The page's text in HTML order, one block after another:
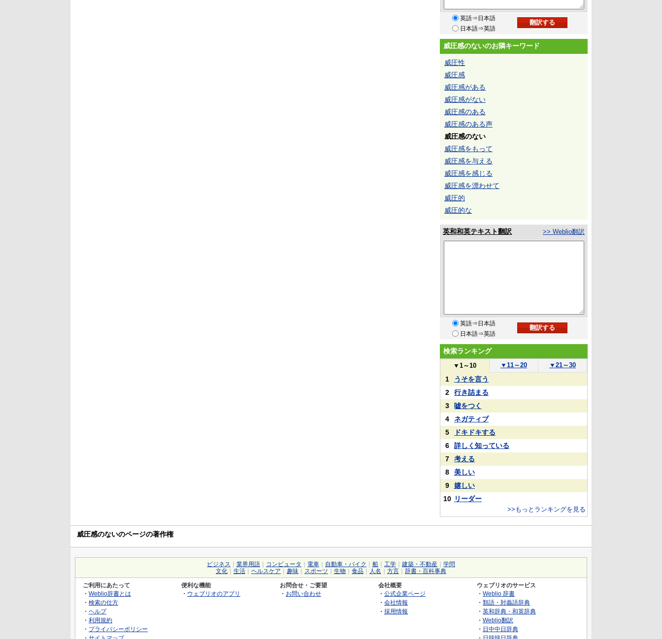
英語⇒日本語
日本語⇒英語
威圧感のないのお隣キーワード
威圧性
威圧感
威圧感がある
威圧感がない
威圧感のある
威圧感のある声
威圧感のない
威圧感をもって
威圧感を与える
威圧感を感じる
威圧感を漂わせて
威圧的
威圧的な
英和和英テキスト翻訳 >> Weblio翻訳
英語⇒日本語
日本語⇒英語
検索ランキング
▼ 1～10 ▼ 11～20 ▼ 21～30
1
うそを言う
2
行き詰まる
3
嘘をつく
4
ネガティブ
5
ドキドキする
6
詳しく知っている
7
考える
8
美しい
9
嬉しい
10 リーダー
>>もっとランキングを見る
威圧感のないのページの著作権
ビジネス 業界用語 コンピュータ 電車 自動車・バイク 船 工学 建築・不動産
学問
文化
生活 ヘルスケア 趣味 スポーツ 生物 食品 人名 方言 辞書・百科事典
ご利用にあたって
・ Weblio辞書とは
・ 検索の仕方
・ ヘルプ
・ 利用規約
・ プライバシーポリシー
便利な機能
・ ウェブリオのアプリ
お問合せ・ご要望
・ お問い合わせ
会社概要
・ 公式企業ページ
・ 会社情報
・ 採用情報
ウェブリオのサービス
・ Weblio 辞書
・ 類語・対義語辞典
・ 英和辞典・和英辞典
・ Weblio翻訳
・ 日中中日辞典